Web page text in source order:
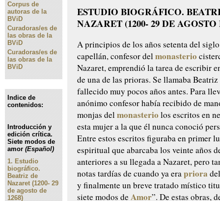
Corpus de
autoras de la
BViD
Curadoras/es de
las obras de la
BViD
Curadoras/es de
las obras de la
BViD
Indice de
contenidos:
Introducción y
edición crítica.
Siete modos de
amor(Español)
1.Estudio
biográfico.
Beatriz de
Nazaret (1200- 29
de agosto de
1268)
ESTUDIO BIOGRÁFICO.
NAZARET (1200- 29 DE AGOSTO
A principios de los años setenta del
capellán, confesor delmonasterio
Nazaret, emprendió la tarea de escribir
de una de las prioras. Se llamaba
fallecido muy pocos años antes. Para
anónimo confesor había recibido de
monjas delmonasterio los escritos en
esta mujer a la que él nunca conoció
Entre estos escritos figuraba en primer
espiritual que abarcaba los veinte años
anteriores a su llegada a Nazaret, pero
notas tardías de cuando ya erapriora
y finalmente un breve tratado místico
siete modos deAmor”. De estas obras,